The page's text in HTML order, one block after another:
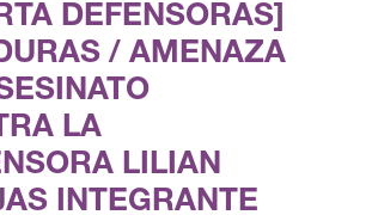
DEFENSORAS]
/ AMENAZA
LA
LILIAN
INTEGRANTE